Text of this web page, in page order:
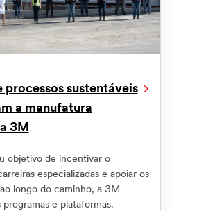
processos sustentáveis
a manufatura
3M
objetivo de incentivar o
especializadas e apoiar os
longo do caminho, a 3M
e plataformas.